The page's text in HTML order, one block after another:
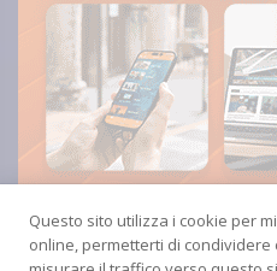
Questo sito utilizza i cookie per
online, permetterti di condividere